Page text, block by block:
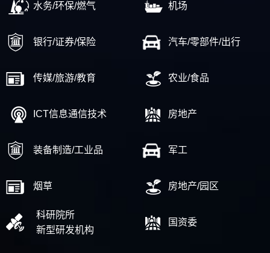
水务/环保/燃气 机场
银行/证券/保险 汽车/零部件/出行
传媒/旅游/教育 农业/食品
ICT信息通信技术 房地产
装备制造/工业品 军工
烟草 房地产/园区
科研院所
新型研发机构
国资委